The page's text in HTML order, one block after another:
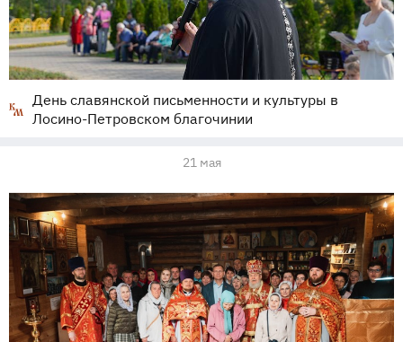
День славянской письменности и культуры в
Лосино-Петровском благочинии
21 мая